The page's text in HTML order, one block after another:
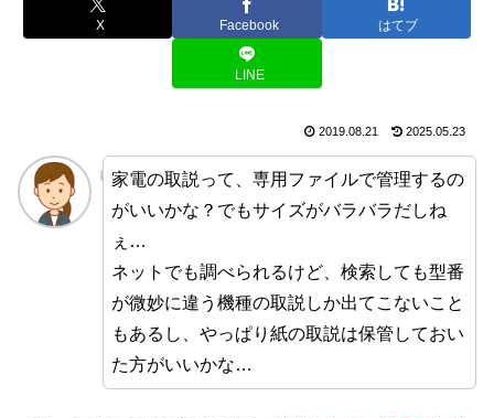
X Facebook はてブ
LINE
2019.08.21 2025.05.23
家電の取説って、専用ファイルで管理するの
がいいかな？でもサイズがバラバラだしね
ぇ…
ネットでも調べられるけど、検索しても型番
が微妙に違う機種の取説しか出てこないこと
もあるし、やっぱり紙の取説は保管しておい
た方がいいかな…